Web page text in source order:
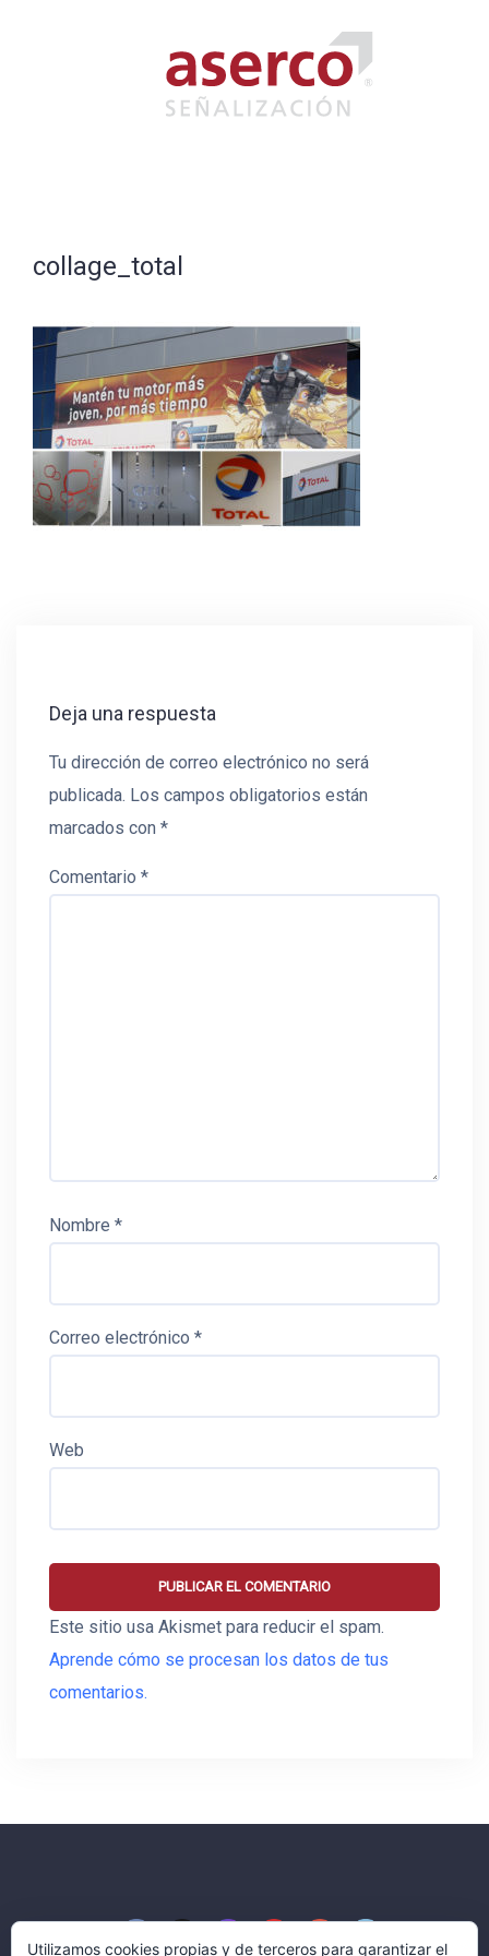
collage_total
Deja una respuesta
Tu dirección de correo electrónico no será
publicada. Los campos obligatorios están
marcados con *
Comentario *
Nombre *
Correo electrónico *
Web
Este sitio usa Akismet para reducir el spam.
Aprende cómo se procesan los datos de tus
comentarios.
Utilizamos cookies propias y de terceros para garantizar el